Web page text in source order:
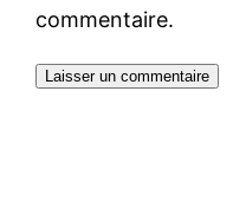
commentaire.